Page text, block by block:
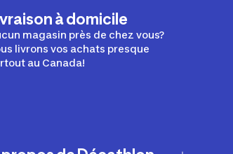
à domicile
magasin près de chez vous?
livrons vos achats presque
au Canada!